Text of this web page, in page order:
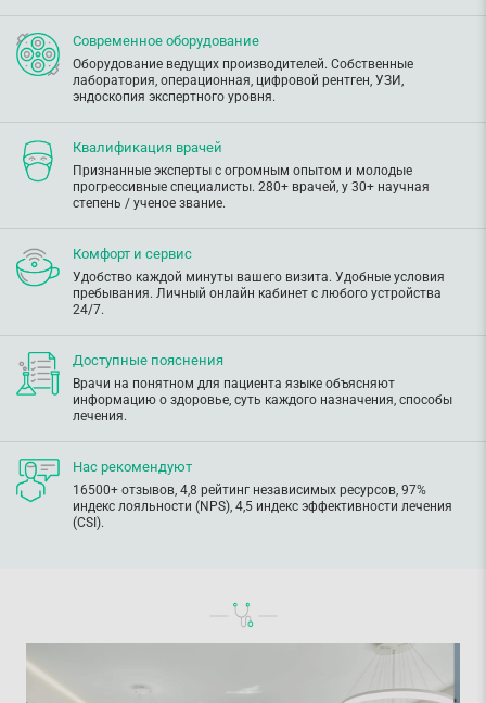
Современное оборудование
Оборудование ведущих производителей. Собственные
лаборатория, операционная, цифровой рентген, УЗИ,
эндоскопия экспертного уровня.
Квалификация врачей
Признанные эксперты с огромным опытом и молодые
прогрессивные специалисты. 280+ врачей, у 30+ научная
степень / ученое звание.
Комфорт и сервис
Удобство каждой минуты вашего визита. Удобные условия
пребывания. Личный онлайн кабинет с любого устройства
24/7.
Доступные пояснения
Врачи на понятном для пациента языке объясняют
информацию о здоровье, суть каждого назначения, способы
лечения.
Нас рекомендуют
16500+ отзывов, 4,8 рейтинг независимых ресурсов, 97%
индекс лояльности (NPS), 4,5 индекс эффективности лечения
(CSI).